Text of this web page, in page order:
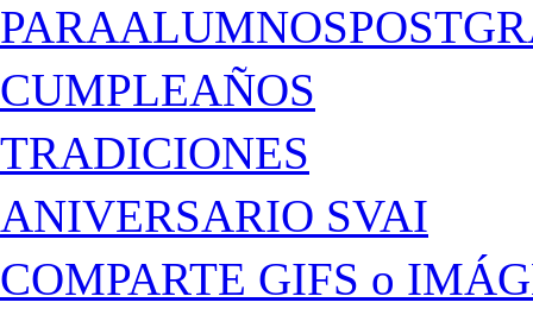
CUMPLEAÑOS
TRADICIONES
ANIVERSARIO SVAI
COMPARTE GIFS o